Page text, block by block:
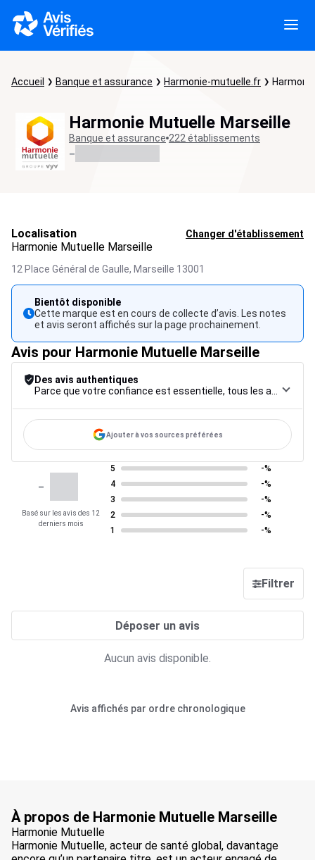
Accueil Banque et assurance Harmonie-mutuelle.fr
Harmonie Mutuelle Marseille
Banque et assurance 222 établissements
-
Localisation Changer d'établissement
Harmonie Mutuelle Marseille
12 Place Général de Gaulle, Marseille 13001
Bientôt disponible
Cette marque est en cours de collecte d’avis. Les notes
et avis seront affichés sur la page prochainement.
Avis pour Harmonie Mutuelle Marseille
Des avis authentiques
Ajouter à vos sources préférées
-
Basé sur les avis des 12
derniers mois
5
-%
4
-%
3
-%
2
-%
1
-%
Filtrer
Déposer un avis
Aucun avis disponible.
Avis affichés par ordre chronologique
À propos de Harmonie Mutuelle Marseille
Harmonie Mutuelle
Harmonie Mutuelle, acteur de santé global, davantage